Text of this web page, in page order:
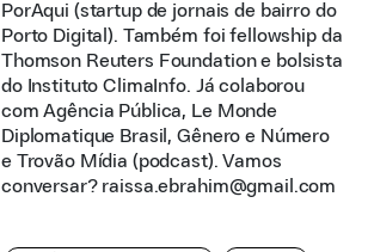
PorAqui (startup de jornais de bairro do
Porto Digital). Também foi fellowship da
Thomson Reuters Foundation e bolsista
do Instituto ClimaInfo. Já colaborou
com Agência Pública, Le Monde
Diplomatique Brasil, Gênero e Número
e Trovão Mídia (podcast). Vamos
conversar? raissa.ebrahim@gmail.com